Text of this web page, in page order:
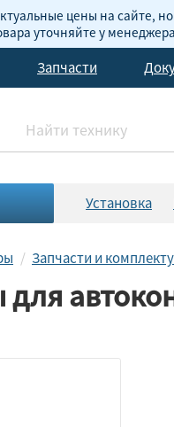
цены на сайте,
уточняйте у
Запчасти
Установка
Запчасти и